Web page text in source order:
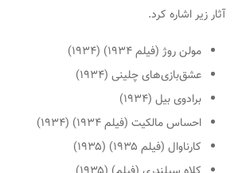
آثار زیر اشاره کرد.
مولن روژ (فیلم ۱۹۳۴)
(۱۹۳۴)
عشق‌بازی‌های چلینی (۱۹۳۴)
برادوی بیل (۱۹۳۴)
احساس مالکیت (فیلم ۱۹۳۴)
(۱۹۳۴)
کارناوال (فیلم ۱۹۳۵)
(۱۹۳۵)